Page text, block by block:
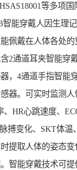
等多项
智能穿戴人因生理
佩戴在人体各处
2通道耳夹智能穿
，4通道手指智能
器。可实时监测人
、HR心跳速度、
搏变化、SKT体温
提取人体的姿态变
智能穿戴技术可